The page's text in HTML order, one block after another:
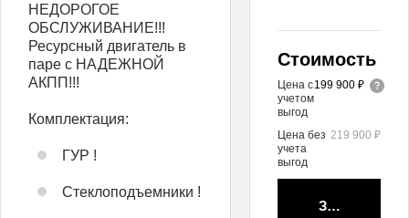
НЕДОРОГОЕ
ОБСЛУЖИВАНИЕ!!!
Ресурсный двигатель в
паре с НАДЕЖНОЙ
АКПП!!!
Комплектация:
ГУР !
Стеклоподъемники !
Стоимость
Цена с
учетом
выгод
199 900 ₽
Цена без
учета
выгод
219 900 ₽